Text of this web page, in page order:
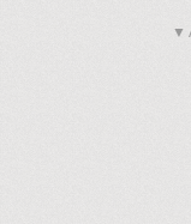
▼